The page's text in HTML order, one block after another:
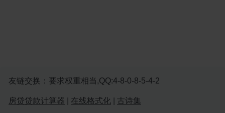
友链交换：要求权重相当,QQ:4-8-0-8-5-4-2
房贷贷款计算器 在线格式化 古诗集